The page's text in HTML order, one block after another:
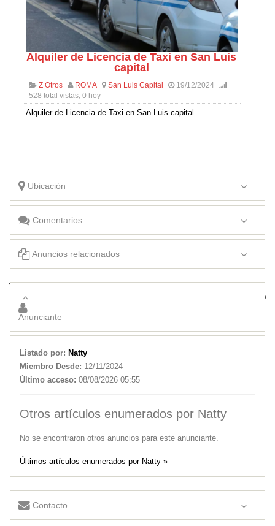
Alquiler de Licencia de Taxi en San Luis
capital
Z Otros ROMA San Luis Capital
19/12/2024
528 total vistas, 0 hoy
Alquiler de Licencia de Taxi en San Luis capital
Ubicación
Comentarios
Anuncios relacionados
Vendo
Investigadores Privados en San Luis Argentina INFIDELIDAD
Anunciante
Listado por: Natty
Miembro Desde: 12/11/2024
Último acceso: 08/08/2026 05:55
Otros artículos enumerados por Natty
No se encontraron otros anuncios para este anunciante.
Últimos artículos enumerados por Natty »
Contacto